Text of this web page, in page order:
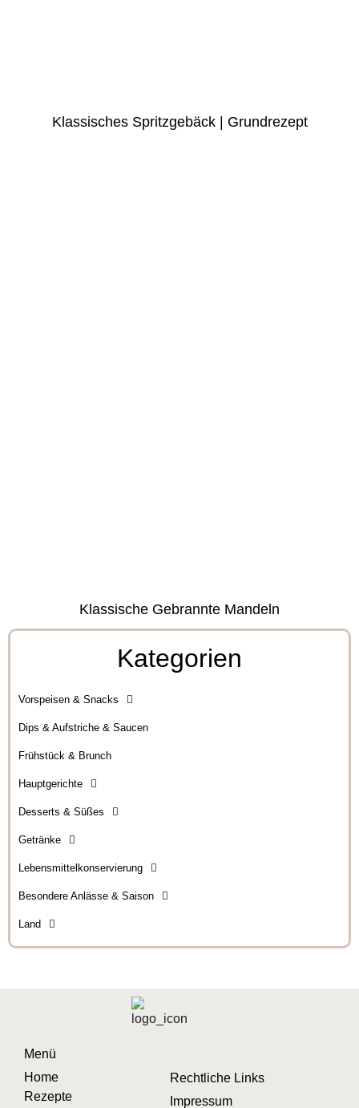
Klassisches Spritzgebäck | Grundrezept
Klassische Gebrannte Mandeln
Kategorien
Vorspeisen & Snacks
Dips & Aufstriche & Saucen
Frühstück & Brunch
Hauptgerichte
Desserts & Süßes
Getränke
Lebensmittelkonservierung
Besondere Anlässe & Saison
Land
Menü
Home
Rezepte
Rechtliche Links
Impressum